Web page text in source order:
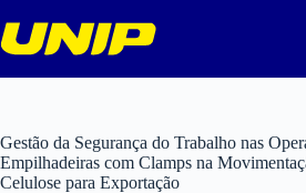
para
o
Gestão da Segurança do Trabalho nas
Empilhadeiras com Clamps na
Celulose para Exportação